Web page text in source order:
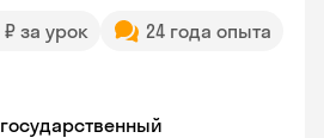
₽ за урок
24 года опыта